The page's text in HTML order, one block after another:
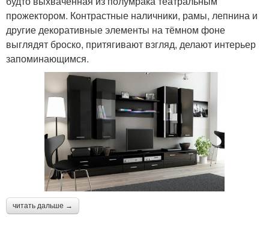
прожектором. Контрастные наличники, рамы, лепнина и
другие декоративные элементы на тёмном фоне
выглядят броско, притягивают взгляд, делают интерьер
запоминающимся.
читать дальше →